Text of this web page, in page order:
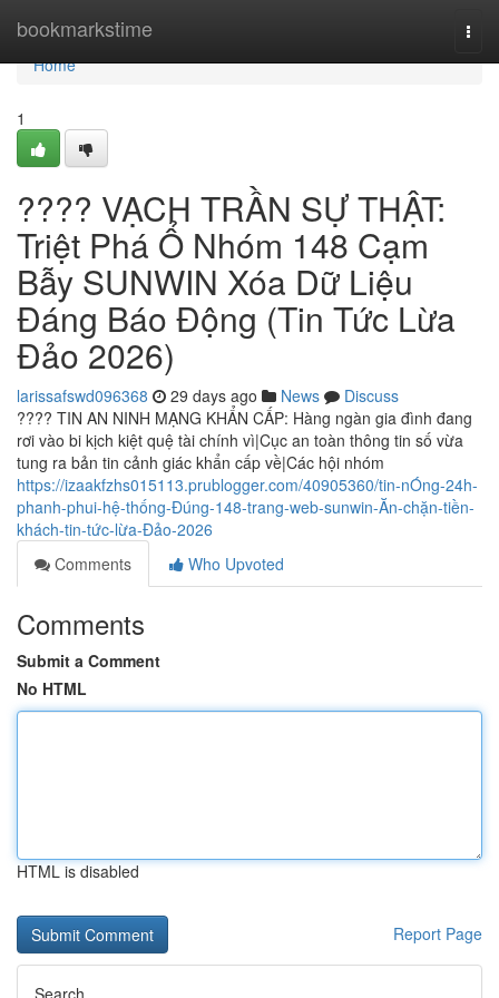
bookmarkstime
Home
Home
1
???? VẠCH TRẦN SỰ THẬT:
Triệt Phá Ổ Nhóm 148 Cạm
Bẫy SUNWIN Xóa Dữ Liệu
Đáng Báo Động (Tin Tức Lừa
Đảo 2026)
larissafswd096368 29 days ago News
Discuss
???? TIN AN NINH MẠNG KHẨN CẤP: Hàng ngàn gia đình đang
rơi vào bi kịch kiệt quệ tài chính vì|Cục an toàn thông tin số vừa
tung ra bản tin cảnh giác khẩn cấp về|Các hội nhóm
https://izaakfzhs015113.prublogger.com/40905360/tin-nÓng-24h-
phanh-phui-hệ-thống-Đúng-148-trang-web-sunwin-Ăn-chặn-tiền-
khách-tin-tức-lừa-Đảo-2026
Comments
Who Upvoted
Comments
Submit a Comment
No HTML
HTML is disabled
Report Page
Search